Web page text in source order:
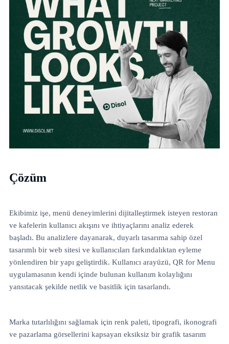
Çözüm
Ekibimiz işe, menü deneyimlerini dijitalleştirmek isteyen restoran
ve kafelerin kullanıcı akışını ve ihtiyaçlarını analiz ederek
başladı. Bu analizlere dayanarak, duyarlı tasarıma sahip özel
tasarımlı bir web sitesi ve kullanıcıları farkındalıktan eyleme
yönlendiren bir yapı geliştirdik. Kullanıcı arayüzü, QR for Menu
uygulamasının kendi içinde bulunan kullanım kolaylığını
yansıtacak şekilde netlik ve basitlik için tasarlandı.
Marka tutarlılığını sağlamak için renk paleti, tipografi, ikonografi
ve pazarlama görsellerini kapsayan eksiksiz bir grafik tasarım